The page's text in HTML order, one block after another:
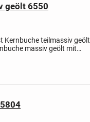
geölt 6550
Kernbuche teilmassiv geölt
massiv geölt mit